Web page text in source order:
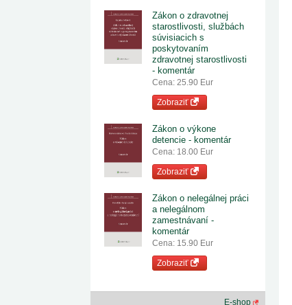
Zákon o zdravotnej
starostlivosti, službách
súvisiacich s
poskytovaním
zdravotnej starostlivosti
- komentár
Cena: 25.90 Eur
Zobraziť
Zákon o výkone
detencie - komentár
Cena: 18.00 Eur
Zobraziť
Zákon o nelegálnej práci
a nelegálnom
zamestnávaní -
komentár
Cena: 15.90 Eur
Zobraziť
E-shop